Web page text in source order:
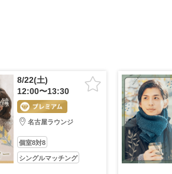
8/22(土)
12:00〜13:30
名古屋ラウンジ
個室8対8
シングルマッチング